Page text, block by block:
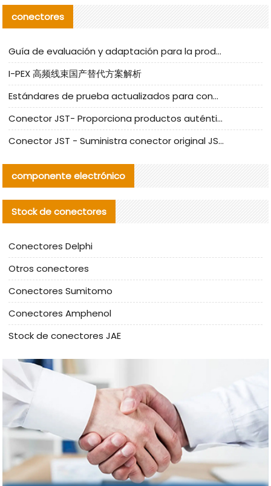
conectores
Guía de evaluación y adaptación para la producción en serie de componentes de cables nacionales para CNC Tech
I-PEX 高频线束国产替代方案解析
Estándares de prueba actualizados para conectores nacionales bajo la referencia de CLIFF
Conector JST- Proporciona productos auténticos y alternativos del conector JST NSHR-02V-S
Conector JST - Suministra conector original JST GHR-09V-S | productos alternativos
componente electrónico
Stock de conectores
Conectores Delphi
Otros conectores
Conectores Sumitomo
Conectores Amphenol
Stock de conectores JAE